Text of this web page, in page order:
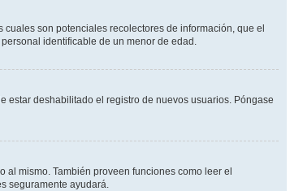
son potenciales recolectores de información, que el
identificable de un menor de edad.
estar deshabilitado el registro de nuevos usuarios. Póngase
mismo. También proveen funciones como leer el
seguramente ayudará.